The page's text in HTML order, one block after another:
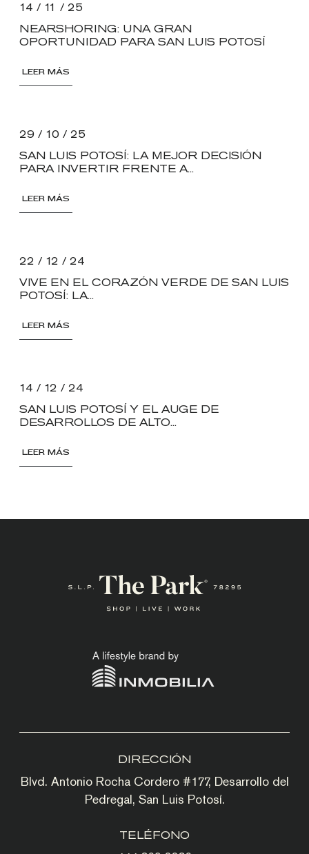
14 / 11 / 25
NEARSHORING: UNA GRAN
OPORTUNIDAD PARA SAN LUIS POTOSÍ
LEER MÁS
29 / 10 / 25
SAN LUIS POTOSÍ: LA MEJOR DECISIÓN
PARA INVERTIR FRENTE A...
LEER MÁS
22 / 12 / 24
VIVE EN EL CORAZÓN VERDE DE SAN LUIS
POTOSÍ: LA...
LEER MÁS
14 / 12 / 24
SAN LUIS POTOSÍ Y EL AUGE DE
DESARROLLOS DE ALTO...
LEER MÁS
DIRECCIÓN
Blvd. Antonio Rocha Cordero #177, Desarrollo del
Pedregal, San Luis Potosí.
TELÉFONO